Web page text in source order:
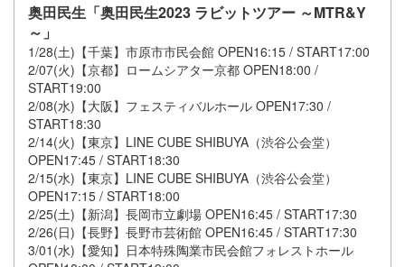
奥田民生「奥田民生2023 ラビットツアー ～MTR&Y
～」
1/28(土)【千葉】市原市市民会館 OPEN16:15 / START17:00
2/07(火)【京都】ロームシアター京都 OPEN18:00 /
START19:00
2/08(水)【大阪】フェスティバルホール OPEN17:30 /
START18:30
2/14(火)【東京】LINE CUBE SHIBUYA（渋谷公会堂）
OPEN17:45 / START18:30
2/15(水)【東京】LINE CUBE SHIBUYA（渋谷公会堂）
OPEN17:15 / START18:00
2/25(土)【新潟】長岡市立劇場 OPEN16:45 / START17:30
2/26(日)【長野】長野市芸術館 OPEN16:45 / START17:30
3/01(水)【愛知】日本特殊陶業市民会館フォレストホール